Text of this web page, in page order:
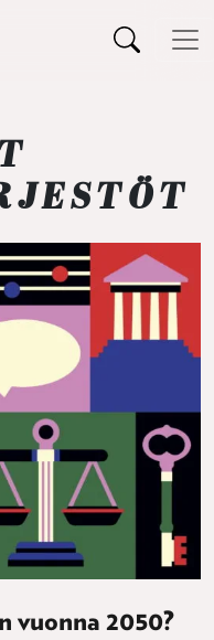
vuonna 2050?